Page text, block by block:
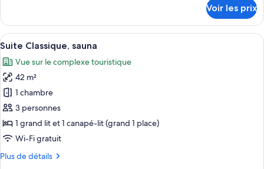
(B)
le
type
de
Cottage
Supérieur,
sauna
(B)
Voir les prix
Afficher
toutes
les
photos
pour
ce
type
de
chambre :
Suite
Un salon moderne avec un canapé,
12
Suite Classique, sauna
Vue sur le complexe touristique
42 m²
1 chambre
3 personnes
1 grand lit et 1 canapé-lit (grand 1 place)
Wi-Fi gratuit
Plus de détails
Plus